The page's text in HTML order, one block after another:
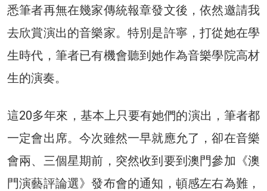
悉筆者再無在幾家傳統報章發文後，依然邀請我
去欣賞演出的音樂家。特別是許寧，打從她在學
生時代，筆者已有機會聽到她作為音樂學院高材
生的演奏。
這20多年來，基本上只要有她們的演出，筆者都
一定會出席。今次雖然一早就應允了，卻在音樂
會兩、三個星期前，突然收到要到澳門參加《澳
門演藝評論選》發布會的通知，頓感左右為難，